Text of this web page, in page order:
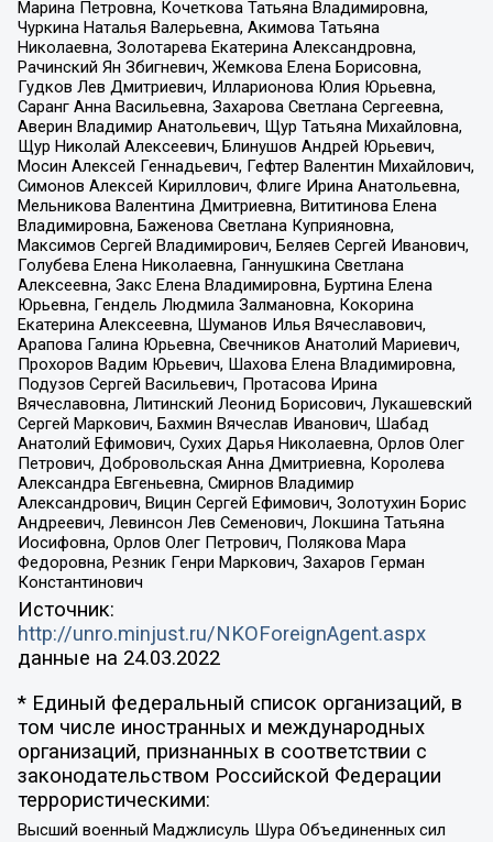
Марина Петровна, Кочеткова Татьяна Владимировна,
Чуркина Наталья Валерьевна, Акимова Татьяна
Николаевна, Золотарева Екатерина Александровна,
Рачинский Ян Збигневич, Жемкова Елена Борисовна,
Гудков Лев Дмитриевич, Илларионова Юлия Юрьевна,
Саранг Анна Васильевна, Захарова Светлана Сергеевна,
Аверин Владимир Анатольевич, Щур Татьяна Михайловна,
Щур Николай Алексеевич, Блинушов Андрей Юрьевич,
Мосин Алексей Геннадьевич, Гефтер Валентин Михайлович,
Симонов Алексей Кириллович, Флиге Ирина Анатольевна,
Мельникова Валентина Дмитриевна, Вититинова Елена
Владимировна, Баженова Светлана Куприяновна,
Максимов Сергей Владимирович, Беляев Сергей Иванович,
Голубева Елена Николаевна, Ганнушкина Светлана
Алексеевна, Закс Елена Владимировна, Буртина Елена
Юрьевна, Гендель Людмила Залмановна, Кокорина
Екатерина Алексеевна, Шуманов Илья Вячеславович,
Арапова Галина Юрьевна, Свечников Анатолий Мариевич,
Прохоров Вадим Юрьевич, Шахова Елена Владимировна,
Подузов Сергей Васильевич, Протасова Ирина
Вячеславовна, Литинский Леонид Борисович, Лукашевский
Сергей Маркович, Бахмин Вячеслав Иванович, Шабад
Анатолий Ефимович, Сухих Дарья Николаевна, Орлов Олег
Петрович, Добровольская Анна Дмитриевна, Королева
Александра Евгеньевна, Смирнов Владимир
Александрович, Вицин Сергей Ефимович, Золотухин Борис
Андреевич, Левинсон Лев Семенович, Локшина Татьяна
Иосифовна, Орлов Олег Петрович, Полякова Мара
Федоровна, Резник Генри Маркович, Захаров Герман
Константинович
Источник:
http://unro.minjust.ru/NKOForeignAgent.aspx
данные на 24.03.2022
* Единый федеральный список организаций, в
том числе иностранных и международных
организаций, признанных в соответствии с
законодательством Российской Федерации
террористическими:
Высший военный Маджлисуль Шура Объединенных сил